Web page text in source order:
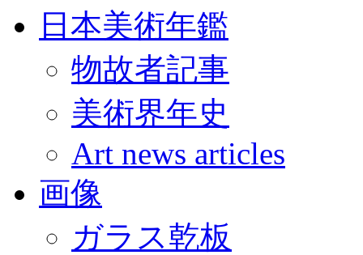
日本美術年鑑
物故者記事
美術界年史
Art news articles
画像
ガラス乾板